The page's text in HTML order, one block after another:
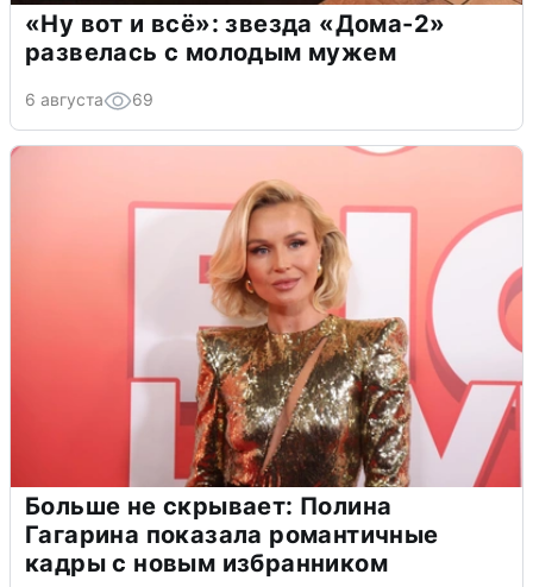
«Ну вот и всё»: звезда «Дома-2»
развелась с молодым мужем
6 августа 69
Больше не скрывает: Полина
Гагарина показала романтичные
кадры с новым избранником